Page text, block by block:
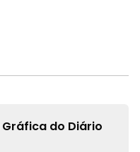
Gráfica do Diário